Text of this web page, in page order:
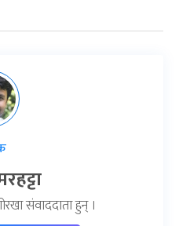
संवाददाता हुन् ।